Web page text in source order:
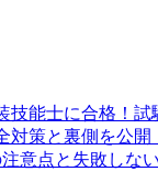
技能士に合格！
策と裏側を公開
意点と失敗しな